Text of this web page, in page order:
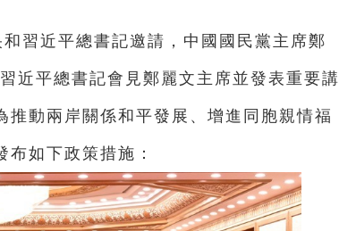
習近平總書記邀請，中國國民黨主席鄭
近平總書記會見鄭麗文主席並發表重要講
動兩岸關係和平發展、增進同胞親情福
如下政策措施：